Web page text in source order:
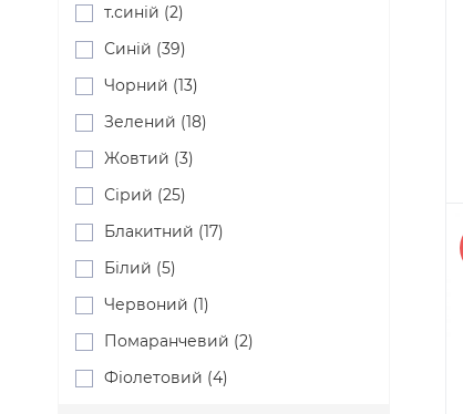
т.синій (2)
Синій (39)
Чорний (13)
Зелений (18)
Жовтий (3)
Сірий (25)
Блакитний (17)
Білий (5)
Червоний (1)
Помаранчевий (2)
Фіолетовий (4)